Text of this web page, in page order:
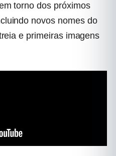
torno dos próximos
novos nomes do
e primeiras imagens